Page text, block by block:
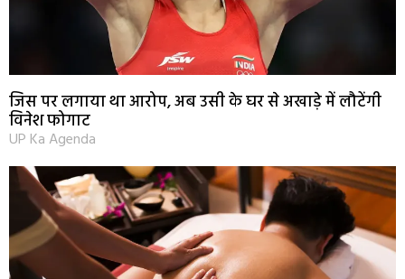
जिस पर लगाया था आरोप, अब उसी के घर से अखाड़े में लौटेंगी
विनेश फोगाट
UP Ka Agenda